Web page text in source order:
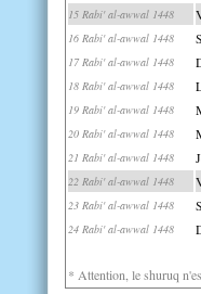
15 Rabi' al-awwal 1448
16 Rabi' al-awwal 1448
17 Rabi' al-awwal 1448
18 Rabi' al-awwal 1448
19 Rabi' al-awwal 1448
20 Rabi' al-awwal 1448
21 Rabi' al-awwal 1448
22 Rabi' al-awwal 1448
23 Rabi' al-awwal 1448
24 Rabi' al-awwal 1448
* Attention, le shuruq